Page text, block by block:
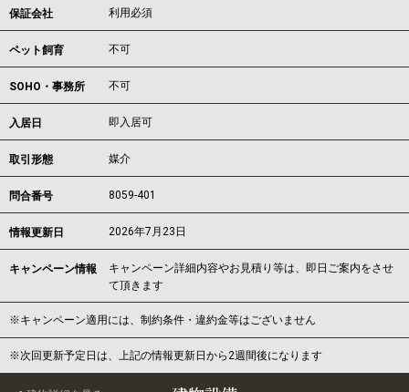
保証会社 利用必須
ペット飼育 不可
SOHO・事務所 不可
入居日 即入居可
取引形態 媒介
問合番号 8059-401
情報更新日 2026年7月23日
キャンペーン情報
キャンペーン詳細内容やお見積り等は、即日ご案内をさせ
て頂きます
※キャンペーン適用には、制約条件・違約金等はございません
※次回更新予定日は、上記の情報更新日から2週間後になります